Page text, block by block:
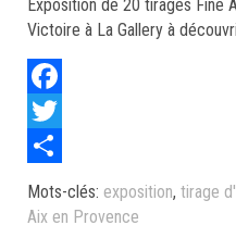
Exposition de 20 tirages Fine
Victoire à La Gallery à
Facebook
Twitter
Share
Mots-clés: exposition, tirage
Aix en Provence